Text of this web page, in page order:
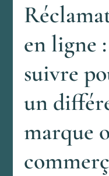
en ligne
suivre
un
marque